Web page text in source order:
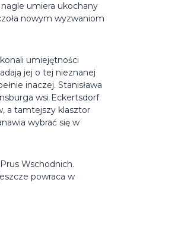
nagle umiera ukochany
nowym wyzwaniom
umiejętności
jej o tej nieznanej
inaczej. Stanisława
wsi Eckertsdorf
a tamtejszy klasztor
wybrać się w
Wschodnich.
powraca w